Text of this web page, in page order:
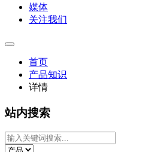
媒体
关注我们
首页
产品知识
详情
站内搜索